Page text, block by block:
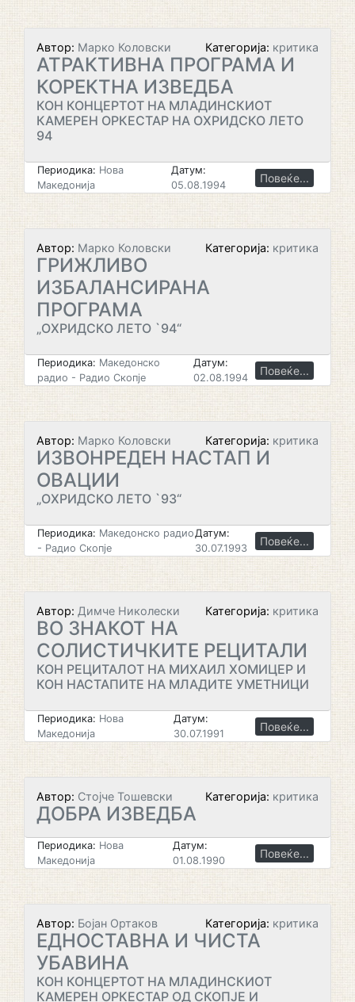
Автор: Марко Коловски Категорија: критика
АТРАКТИВНА ПРОГРАМА И
КОРЕКТНА ИЗВЕДБА
КОН КОНЦЕРТОТ НА МЛАДИНСКИОТ
КАМЕРЕН ОРКЕСТАР НА ОХРИДСКО ЛЕТО
94
Периодика: Нова
Македонија
Датум:
05.08.1994
Повеќе...
Автор: Марко Коловски Категорија: критика
ГРИЖЛИВО
ИЗБАЛАНСИРАНА
ПРОГРАМА
„ОХРИДСКО ЛЕТО `94“
Периодика: Македонско
радио - Радио Скопје
Датум:
02.08.1994
Повеќе...
Автор: Марко Коловски Категорија: критика
ИЗВОНРЕДЕН НАСТАП И
ОВАЦИИ
„ОХРИДСКО ЛЕТО `93“
Периодика: Македонско радио
- Радио Скопје
Датум:
30.07.1993
Повеќе...
Автор: Димче Николески Категорија: критика
ВО ЗНАКОТ НА
СОЛИСТИЧКИТЕ РЕЦИТАЛИ
КОН РЕЦИТАЛОТ НА МИХАИЛ ХОМИЦЕР И
КОН НАСТАПИТЕ НА МЛАДИТЕ УМЕТНИЦИ
Периодика: Нова
Македонија
Датум:
30.07.1991
Повеќе...
Автор: Стојче Тошевски Категорија: критика
ДОБРА ИЗВЕДБА
Периодика: Нова
Македонија
Датум:
01.08.1990
Повеќе...
Автор: Бојан Ортаков Категорија: критика
ЕДНОСТАВНА И ЧИСТА
УБАВИНА
КОН КОНЦЕРТОТ НА МЛАДИНСКИОТ
КАМЕРЕН ОРКЕСТАР ОД СКОПЈЕ И